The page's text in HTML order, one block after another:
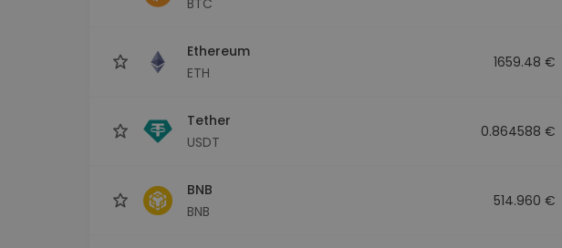
Ethereum
ETH
1659.48 €
Tether
USDT
0.864588 €
BNB
BNB
514.960 €